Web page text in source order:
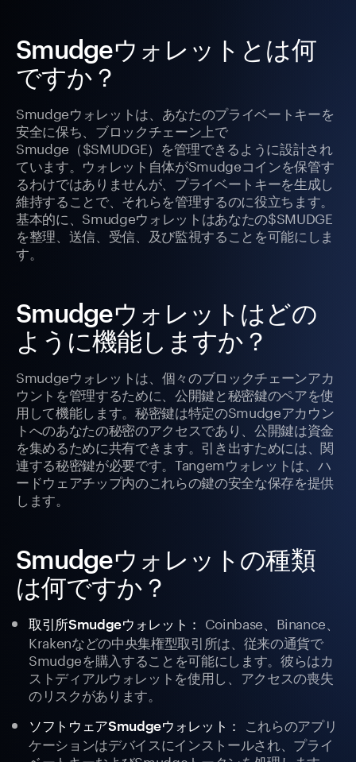
Smudgeウォレットとは何
ですか？
Smudgeウォレットは、あなたのプライベートキーを
安全に保ち、ブロックチェーン上で
Smudge（$SMUDGE）を管理できるように設計され
ています。ウォレット自体がSmudgeコインを保管す
るわけではありませんが、プライベートキーを生成し
維持することで、それらを管理するのに役立ちます。
基本的に、Smudgeウォレットはあなたの$SMUDGE
を整理、送信、受信、及び監視することを可能にしま
す。
Smudgeウォレットはどの
ように機能しますか？
Smudgeウォレットは、個々のブロックチェーンアカ
ウントを管理するために、公開鍵と秘密鍵のペアを使
用して機能します。秘密鍵は特定のSmudgeアカウン
トへのあなたの秘密のアクセスであり、公開鍵は資金
を集めるために共有できます。引き出すためには、関
連する秘密鍵が必要です。Tangemウォレットは、ハ
ードウェアチップ内のこれらの鍵の安全な保存を提供
します。
Smudgeウォレットの種類
は何ですか？
取引所Smudgeウォレット：
Coinbase、Binance、
Krakenなどの中央集権型取引所は、従来の通貨で
Smudgeを購入することを可能にします。彼らはカ
ストディアルウォレットを使用し、アクセスの喪失
のリスクがあります。
ソフトウェアSmudgeウォレット：
これらのアプリ
ケーションはデバイスにインストールされ、プライ